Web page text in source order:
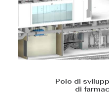
Polo di
di